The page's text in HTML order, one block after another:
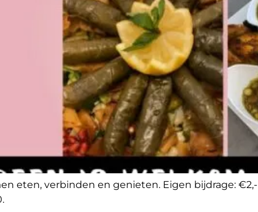
eten, verbinden en genieten. Eigen bijdrage: €2,-